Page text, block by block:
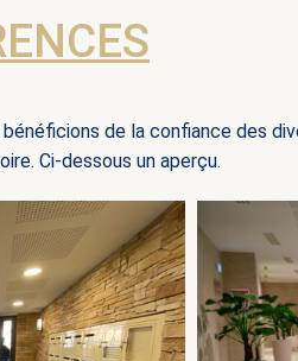
de la confiance des
Ci-dessous un aperçu.